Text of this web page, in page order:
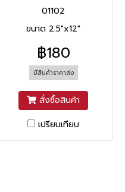
01102
ขนาด 2.5"x12"
฿180
มีสินค้าราคาส่ง
สั่งซื้อสินค้า
เปรียบเทียบ